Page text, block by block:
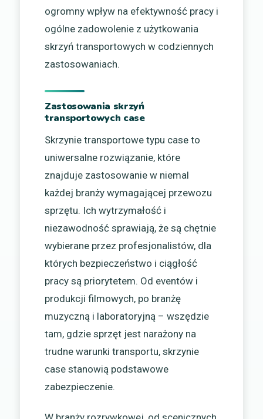
ogromny wpływ na efektywność pracy i
ogólne zadowolenie z użytkowania
skrzyń transportowych w codziennych
zastosowaniach.
Zastosowania skrzyń
transportowych case
Skrzynie transportowe typu case to
uniwersalne rozwiązanie, które
znajduje zastosowanie w niemal
każdej branży wymagającej przewozu
sprzętu. Ich wytrzymałość i
niezawodność sprawiają, że są chętnie
wybierane przez profesjonalistów, dla
których bezpieczeństwo i ciągłość
pracy są priorytetem. Od eventów i
produkcji filmowych, po branżę
muzyczną i laboratoryjną – wszędzie
tam, gdzie sprzęt jest narażony na
trudne warunki transportu, skrzynie
case stanowią podstawowe
zabezpieczenie.